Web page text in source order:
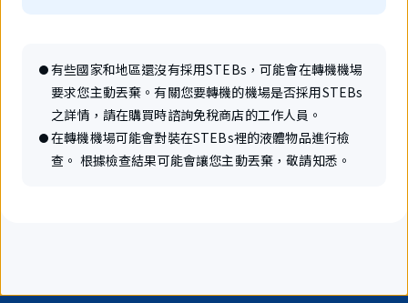
有些國家和地區還沒有採用STEBs，可能會在轉機機場
要求您主動丟棄。有關您要轉機的機場是否採用STEBs
之詳情，請在購買時諮詢免稅商店的工作人員。
在轉機機場可能會對裝在STEBs裡的液體物品進行檢
查。 根據檢查結果可能會讓您主動丟棄，敬請知悉。